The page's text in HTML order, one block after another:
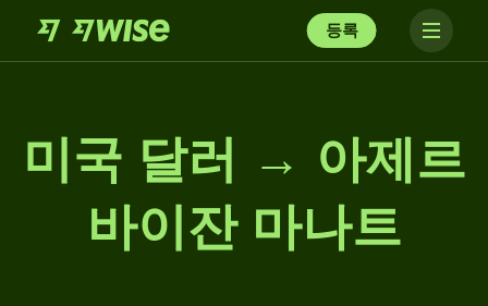
등록
미국 달러 → 아제르
바이잔 마나트